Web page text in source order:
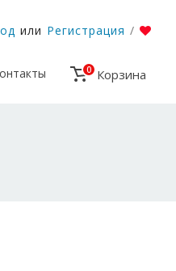
или Регистрация /
0 Корзина